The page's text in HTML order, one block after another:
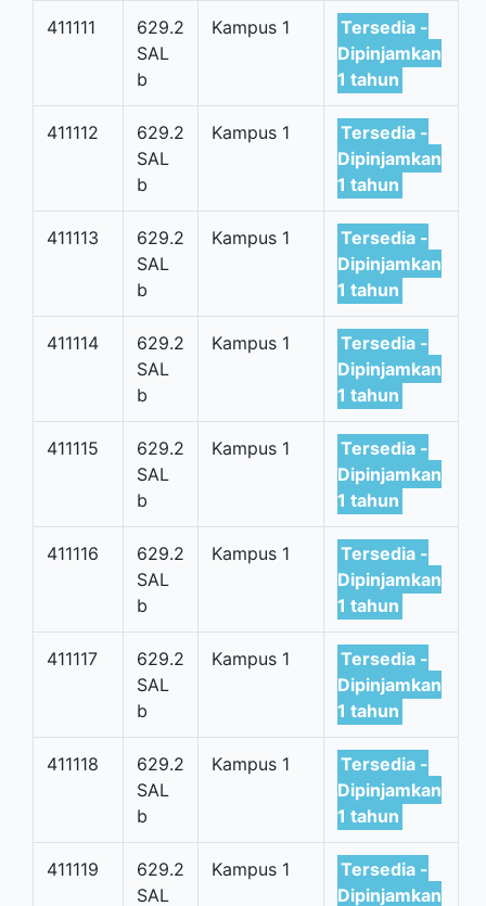
411111
629.2
SAL
b
Kampus 1
Tersedia -
Dipinjamkan
1 tahun
411112
629.2
SAL
b
Kampus 1
Tersedia -
Dipinjamkan
1 tahun
411113
629.2
SAL
b
Kampus 1
Tersedia -
Dipinjamkan
1 tahun
411114
629.2
SAL
b
Kampus 1
Tersedia -
Dipinjamkan
1 tahun
411115
629.2
SAL
b
Kampus 1
Tersedia -
Dipinjamkan
1 tahun
411116
629.2
SAL
b
Kampus 1
Tersedia -
Dipinjamkan
1 tahun
411117
629.2
SAL
b
Kampus 1
Tersedia -
Dipinjamkan
1 tahun
411118
629.2
SAL
b
Kampus 1
Tersedia -
Dipinjamkan
1 tahun
411119
629.2
SAL
Kampus 1
Tersedia -
Dipinjamkan